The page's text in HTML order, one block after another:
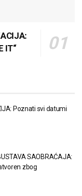
IT“
Poznati svi datumi
SAOBRAĆAJA:
zbog